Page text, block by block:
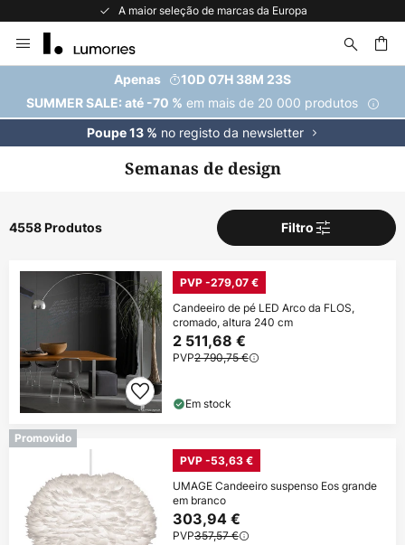
A maior seleção de marcas da Europa
para
Conteúdo
Apenas
10D 07H 38M 22S
SUMMER SALE: até -70 % em mais de 20 000 produtos
Poupe 13 % no registo da newsletter
Semanas de design
4558 Produtos Filtro
PVP -279,07 €
Candeeiro de pé LED Arco da FLOS,
cromado, altura 240 cm
2 511,68 €
PVP2 790,75 €
Em stock
Promovido
PVP -53,63 €
UMAGE Candeeiro suspenso Eos grande
em branco
303,94 €
PVP357,57 €